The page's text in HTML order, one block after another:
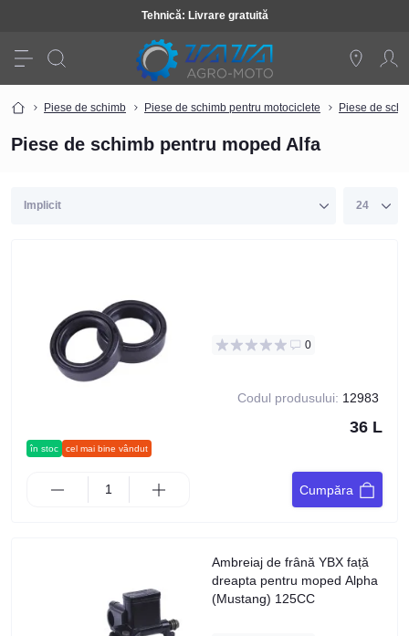
Tehnică: Livrare gratuită
Piese de schimb Piese de schimb pentru motociclete Piese de
Piese de schimb pentru moped Alfa
în stoc cel mai bine vândut
0
Codul produsului: 12983
36 L
Cumpăra
Ambreiaj de frână YBX față
dreapta pentru moped Alpha
(Mustang) 125CC